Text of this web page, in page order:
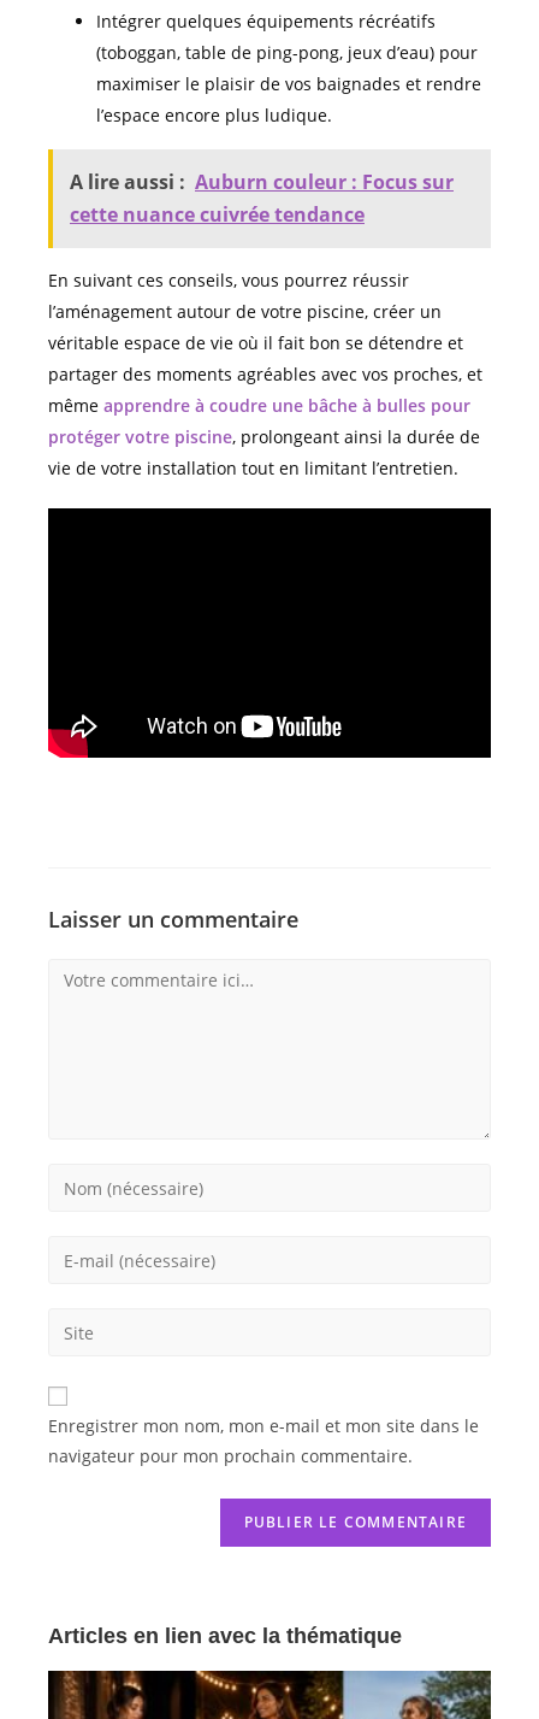
Intégrer quelques équipements récréatifs
(toboggan, table de ping-pong, jeux d’eau) pour
maximiser le plaisir de vos baignades et rendre
l’espace encore plus ludique.
A lire aussi : Auburn couleur : Focus sur
cette nuance cuivrée tendance
En suivant ces conseils, vous pourrez réussir
l’aménagement autour de votre piscine, créer un
véritable espace de vie où il fait bon se détendre et
partager des moments agréables avec vos proches, et
même apprendre à coudre une bâche à bulles pour
protéger votre piscine, prolongeant ainsi la durée de
vie de votre installation tout en limitant l’entretien.
Laisser un commentaire
Enregistrer mon nom, mon e-mail et mon site dans le
navigateur pour mon prochain commentaire.
Articles en lien avec la thématique